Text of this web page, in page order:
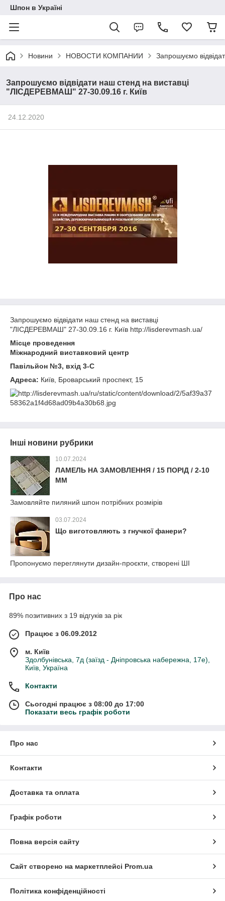
Шпон в Україні
Новини НОВОСТИ КОМПАНИИ Запрошуємо
Запрошуємо відвідати наш стенд на виставці
"ЛІСДЕРЕВМАШ" 27-30.09.16 г. Київ
24.12.2020
Запрошуємо відвідати наш стенд на виставці
"ЛІСДЕРЕВМАШ" 27-30.09.16 г. Київ http://lisderevmash.ua/
Місце проведення
Міжнародний виставковий центр
Павільйон №3, вхід 3-C
Адреса: Київ, Броварський проспект, 15
Інші новини рубрики
10.07.2024
ЛАМЕЛЬ НА ЗАМОВЛЕННЯ / 15 ПОРІД / 2-10
ММ
Замовляйте пиляний шпон потрібних розмірів
03.07.2024
Що виготовляють з гнучкої фанери?
Пропонуємо переглянути дизайн-проєкти, створені ШІ
Про нас
89% позитивних з 19 відгуків за рік
Працює з 06.09.2012
м. Київ
Здолбунівська, 7д (заїзд - Дніпровська набережна, 17е),
Київ, Україна
Контакти
Сьогодні працює з 08:00 до 17:00
Показати весь графік роботи
Про нас
Контакти
Доставка та оплата
Графік роботи
Повна версія сайту
Сайт створено на маркетплейсі Prom.ua
Політика конфіденційності